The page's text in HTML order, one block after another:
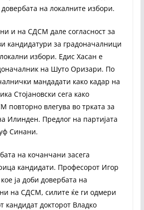
довербата на локалните избори.
и на СДСМ дале согласност за
кандидатури за градоначалници
избори. Едис Хасан е
на Шуто Оризари. По
мандадати како кадар на
Стојановски сега како
повторно влегува во трката за
Илинден. Предлог на партијата
Синани.
на кочанчани засега
кандидати. Професорот Игор
ја доби довербата на
на СДСМ, силите ќе ги одмери
кандидат докторот Владко